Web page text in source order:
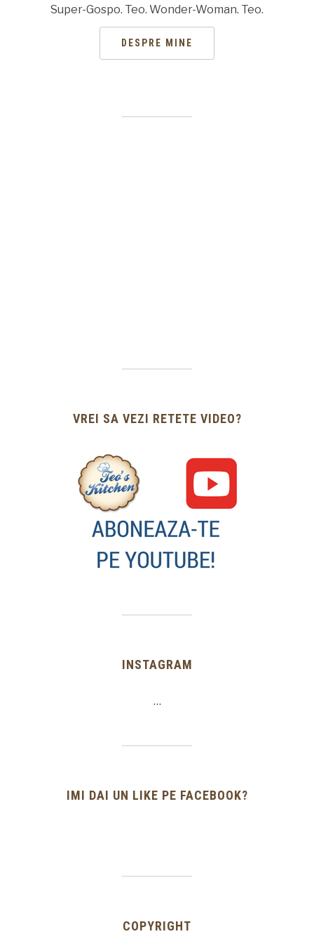
Super-Gospo. Teo. Wonder-Woman. Teo.
DESPRE MINE
VREI SA VEZI RETETE VIDEO?
INSTAGRAM
…
IMI DAI UN LIKE PE FACEBOOK?
COPYRIGHT